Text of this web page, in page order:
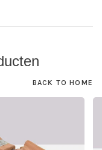
BACK TO HOME